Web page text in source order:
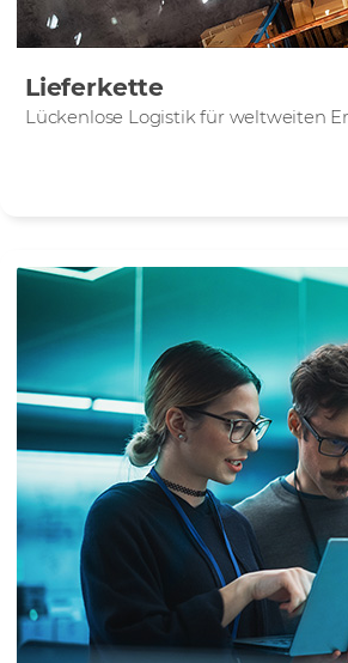
Lieferkette
Lückenlose Logistik für weltweiten